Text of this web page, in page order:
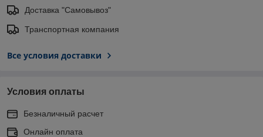
Доставка "Самовывоз"
Транспортная компания
Все условия доставки
Условия оплаты
Безналичный расчет
Онлайн оплата